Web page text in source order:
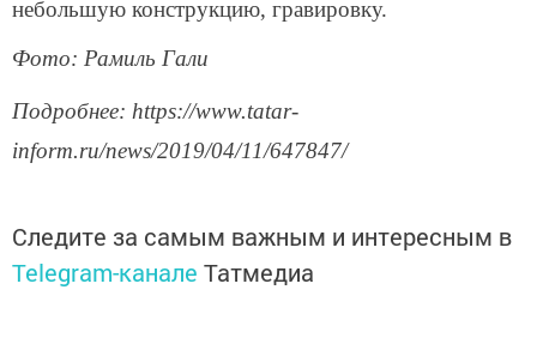
небольшую конструкцию, гравировку.
Фото: Рамиль Гали
Подробнее: https://www.tatar-
inform.ru/news/2019/04/11/647847/
Следите за самым важным и интересным в
Telegram-канале Татмедиа